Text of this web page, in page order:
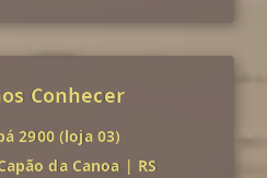
Conhecer
2900 (loja 03)
da Canoa | RS